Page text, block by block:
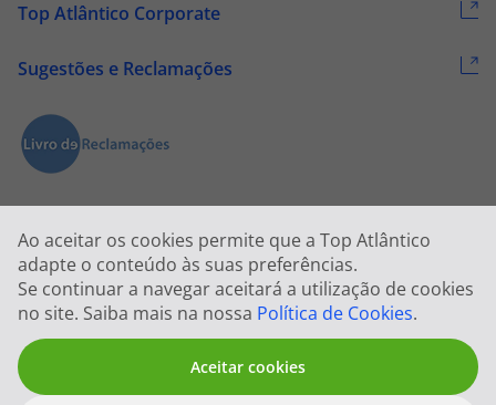
Ao aceitar os cookies permite que a Top Atlântico
adapte o conteúdo às suas preferências.
Se continuar a navegar aceitará a utilização de cookies
no site. Saiba mais na nossa Política de Cookies.
Aceitar cookies
Top Atlântico Corporate
Sugestões e Reclamações
2026 © Todos os direitos reservados:Top Atlântico, Viagens e Turismo